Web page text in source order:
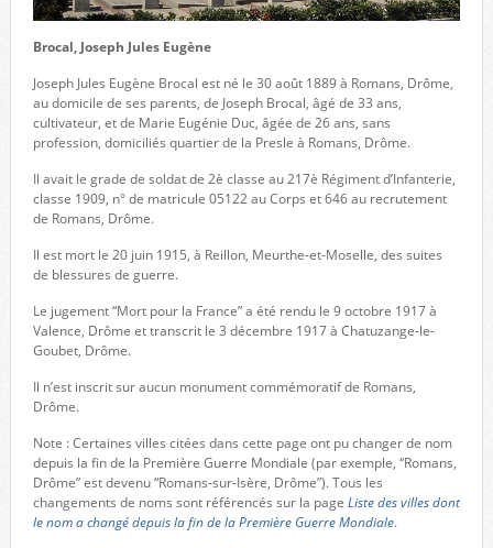
Brocal, Joseph Jules Eugène
Joseph Jules Eugène Brocal est né le 30 août 1889 à Romans, Drôme,
au domicile de ses parents, de Joseph Brocal, âgé de 33 ans,
cultivateur, et de Marie Eugénie Duc, âgée de 26 ans, sans
profession, domiciliés quartier de la Presle à Romans, Drôme.
Il avait le grade de soldat de 2è classe au 217è Régiment d’Infanterie,
classe 1909, n° de matricule 05122 au Corps et 646 au recrutement
de Romans, Drôme.
Il est mort le 20 juin 1915, à Reillon, Meurthe-et-Moselle, des suites
de blessures de guerre.
Le jugement “Mort pour la France” a été rendu le 9 octobre 1917 à
Valence, Drôme et transcrit le 3 décembre 1917 à Chatuzange-le-
Goubet, Drôme.
Il n’est inscrit sur aucun monument commémoratif de Romans,
Drôme.
Note : Certaines villes citées dans cette page ont pu changer de nom
depuis la fin de la Première Guerre Mondiale (par exemple, “Romans,
Drôme” est devenu “Romans-sur-Isère, Drôme”). Tous les
changements de noms sont référencés sur la page Liste des villes dont
le nom a changé depuis la fin de la Première Guerre Mondiale.